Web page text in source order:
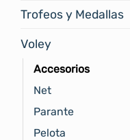
Trofeos y Medallas
Voley
Accesorios
Net
Parante
Pelota